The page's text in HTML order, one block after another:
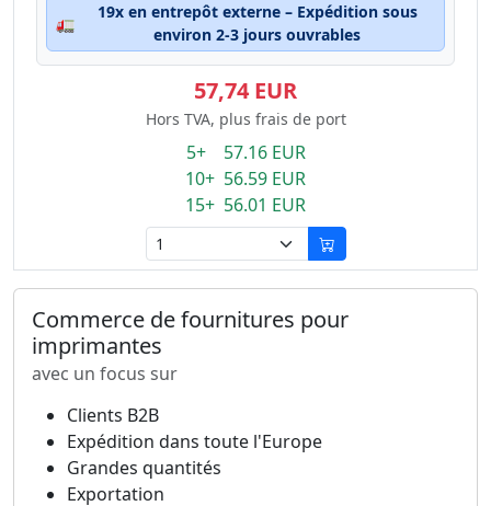
🚛
19x en entrepôt externe – Expédition sous
environ 2-3 jours ouvrables
57,74 EUR
Hors TVA, plus frais de port
5+ 57.16 EUR
10+ 56.59 EUR
15+ 56.01 EUR
Commerce de fournitures pour
imprimantes
avec un focus sur
Clients B2B
Expédition dans toute l'Europe
Grandes quantités
Exportation